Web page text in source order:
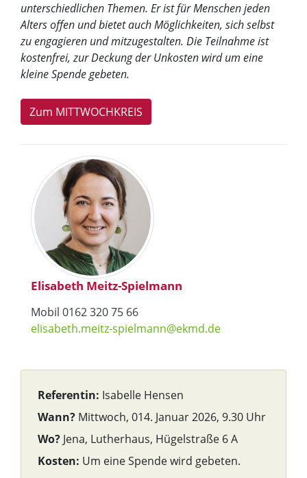
unterschiedlichen Themen. Er ist für Menschen jeden
Alters offen und bietet auch Möglichkeiten, sich selbst
zu engagieren und mitzugestalten. Die Teilnahme ist
kostenfrei, zur Deckung der Unkosten wird um eine
kleine Spende gebeten.
Zum MITTWOCHKREIS
Elisabeth Meitz-Spielmann
Mobil 0162 320 75 66
elisabeth.meitz-spielmann@ekmd.de
Referentin: Isabelle Hensen
Wann? Mittwoch, 014. Januar 2026, 9.30 Uhr
Wo? Jena, Lutherhaus, Hügelstraße 6 A
Kosten: Um eine Spende wird gebeten.